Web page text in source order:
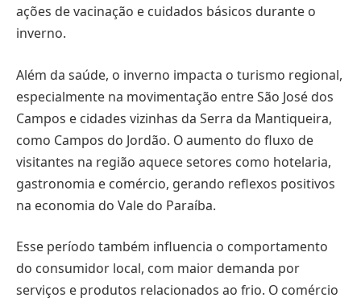
ações de vacinação e cuidados básicos durante o
inverno.
Além da saúde, o inverno impacta o turismo regional,
especialmente na movimentação entre São José dos
Campos e cidades vizinhas da Serra da Mantiqueira,
como Campos do Jordão. O aumento do fluxo de
visitantes na região aquece setores como hotelaria,
gastronomia e comércio, gerando reflexos positivos
na economia do Vale do Paraíba.
Esse período também influencia o comportamento
do consumidor local, com maior demanda por
serviços e produtos relacionados ao frio. O comércio